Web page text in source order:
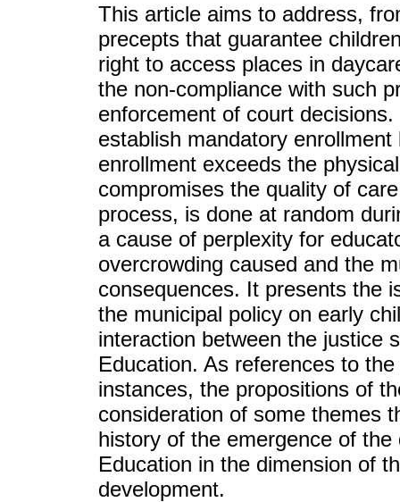
This article aims to address,
precepts that guarantee
right to access places in
the non-compliance with such
enforcement of court
establish mandatory
enrollment exceeds the
compromises the quality of
process, is done at random
a cause of perplexity for
overcrowding caused and the
consequences. It presents the
the municipal policy on early
interaction between the justice
Education. As references to
instances, the propositions of
consideration of some themes
history of the emergence of
Education in the dimension of
development.